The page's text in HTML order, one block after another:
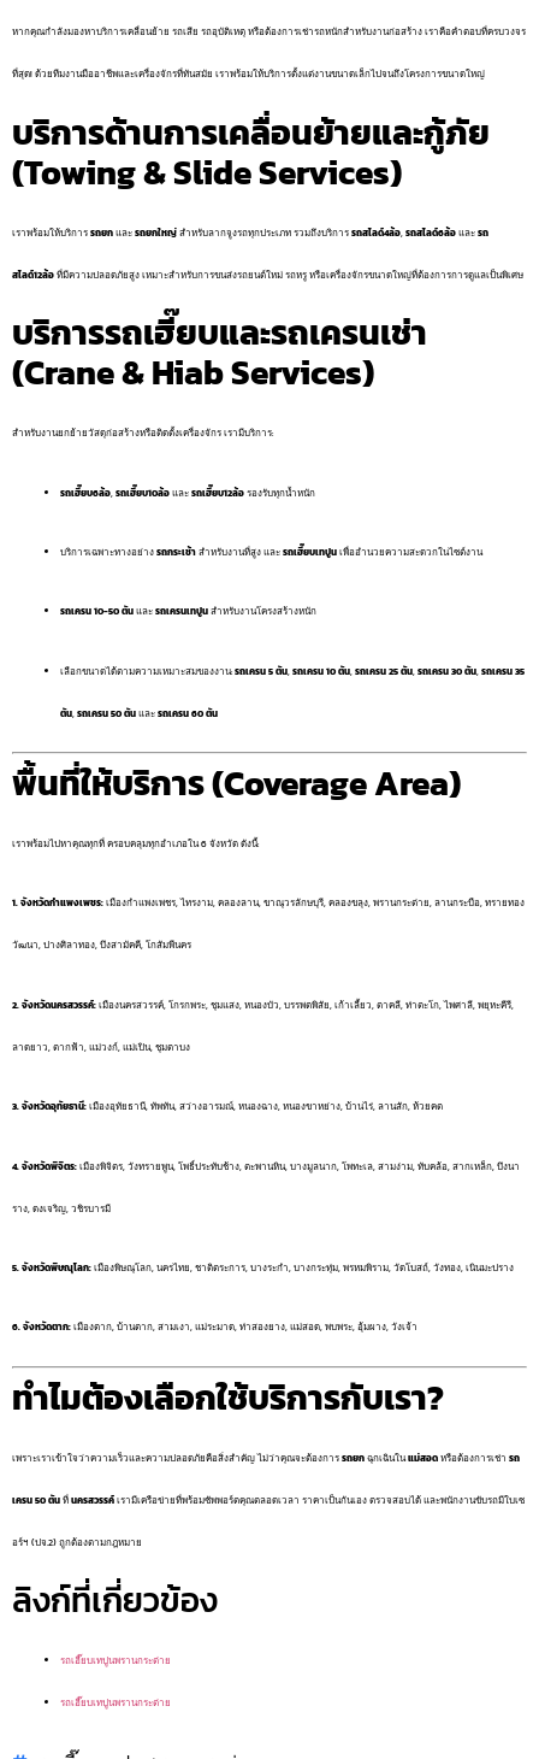
หากคุณกำลังมองหาบริการเคลื่อนย้าย รถเสีย รถอุบัติเหตุ หรือต้องการเช่ารถหนักสำหรับงานก่อสร้าง เราคือคำตอบที่ครบวงจร
ที่สุด! ด้วยทีมงานมืออาชีพและเครื่องจักรที่ทันสมัย เราพร้อมให้บริการตั้งแต่งานขนาดเล็กไปจนถึงโครงการขนาดใหญ่
บริการด้านการเคลื่อนย้ายและกู้ภัย
(Towing & Slide Services)
เราพร้อมให้บริการรถยกและรถยกใหญ่สำหรับลากจูงรถทุกประเภท รวมถึงบริการรถสไลด์4ล้อ,รถสไลด์6ล้อและรถ
สไลด์12ล้อที่มีความปลอดภัยสูง เหมาะสำหรับการขนส่งรถยนต์ใหม่ รถหรู หรือเครื่องจักรขนาดใหญ่ที่ต้องการการดูแลเป็นพิเศษ
บริการรถเฮี๊ยบและรถเครนเช่า
(Crane & Hiab Services)
สำหรับงานยกย้ายวัสดุก่อสร้างหรือติดตั้งเครื่องจักร เรามีบริการ:
รถเฮี๊ยบ6ล้อ,รถเฮี๊ยบ10ล้อและรถเฮี๊ยบ12ล้อรองรับทุกน้ำหนัก
บริการเฉพาะทางอย่างรถกระเช้าสำหรับงานที่สูง และรถเฮี๊ยบเทปูนเพื่ออำนวยความสะดวกในไซต์งาน
รถเครน 10-50 ตันและรถเครนเทปูนสำหรับงานโครงสร้างหนัก
เลือกขนาดได้ตามความเหมาะสมของงาน:รถเครน 5 ตัน,รถเครน 10 ตัน,รถเครน 25 ตัน,รถเครน 30 ตัน,รถเครน 35
ตัน,รถเครน 50 ตันและรถเครน 60 ตัน
พื้นที่ให้บริการ (Coverage Area)
เราพร้อมไปหาคุณทุกที่ ครอบคลุมทุกอำเภอใน 6 จังหวัด ดังนี้:
1. จังหวัดกำแพงเพชร:เมืองกำแพงเพชร, ไทรงาม, คลองลาน, ขาณุวรลักษบุรี, คลองขลุง, พรานกระต่าย, ลานกระบือ, ทรายทอง
วัฒนา, ปางศิลาทอง, บึงสามัคคี, โกสัมพีนคร
2. จังหวัดนครสวรรค์:เมืองนครสวรรค์, โกรกพระ, ชุมแสง, หนองบัว, บรรพตพิสัย, เก้าเลี้ยว, ตาคลี, ท่าตะโก, ไพศาลี, พยุหะคีรี,
ลาดยาว, ตากฟ้า, แม่วงก์, แม่เปิน, ชุมตาบง
3. จังหวัดอุทัยธานี:เมืองอุทัยธานี, ทัพทัน, สว่างอารมณ์, หนองฉาง, หนองขาหย่าง, บ้านไร่, ลานสัก, ห้วยคต
4. จังหวัดพิจิตร:เมืองพิจิตร, วังทรายพูน, โพธิ์ประทับช้าง, ตะพานหิน, บางมูลนาก, โพทะเล, สามง่าม, ทับคล้อ, สากเหล็ก, บึงนา
ราง, ดงเจริญ, วชิรบารมี
5. จังหวัดพิษณุโลก:เมืองพิษณุโลก, นครไทย, ชาติตระการ, บางระกำ, บางกระทุ่ม, พรหมพิราม, วัดโบสถ์, วังทอง, เนินมะปราง
6. จังหวัดตาก:เมืองตาก, บ้านตาก, สามเงา, แม่ระมาด, ท่าสองยาง, แม่สอด, พบพระ, อุ้มผาง, วังเจ้า
ทำไมต้องเลือกใช้บริการกับเรา?
เพราะเราเข้าใจว่าความเร็วและความปลอดภัยคือสิ่งสำคัญ ไม่ว่าคุณจะต้องการรถยกฉุกเฉินในแม่สอดหรือต้องการเช่า รถ
เครน 50 ตันที่นครสวรรค์เรามีเครือข่ายที่พร้อมซัพพอร์ตคุณตลอดเวลา ราคาเป็นกันเอง ตรวจสอบได้ และพนักงานขับรถมีใบเซ
อร์ฯ (ปจ.2) ถูกต้องตามกฎหมาย
ลิงก์ที่เกี่ยวข้อง
รถเฮี๊ยบเทปูนพรานกระต่าย
รถเฮี๊ยบเทปูนพรานกระต่าย